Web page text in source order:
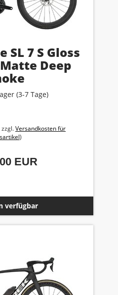
SL 7 S Gloss
Deep
(3-7 Tage)
zzgl.Versandkosten für
)
EUR
verfügbar